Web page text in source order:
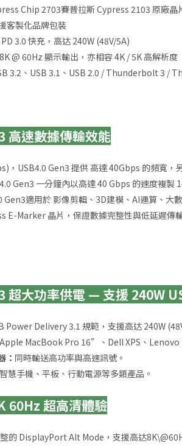
Chip 2703賽普拉斯 Cypress 2103 原廠晶
客製化品牌包裝
3.0 快充，高达 240W (48V/5A)
@ 60Hz 顯示輸出，亦相容 4K / 5K 高解析度
3.2、USB 3.1、USB 2.0 / Thunderbolt 3 /
高速數據傳輸效能
，USB4.0 Gen3 提供 高達 40Gbps 的頻寬
Gen3 一分鐘內以高達 40 Gbps 的速度複製
Gen3適用於 影像剪輯、3D建模、AI運算、大
E-Marker 晶片，保證數據完整性與低延遲傳
超大功率供電 — 支援 240W
Power Delivery 3.1 規範，支援高达 240W
MacBook Pro 16”、Dell XPS、Lenovo
： 同時輸送高功率與高速訊號。
慧手機、平板、行動電源等多類產品。
60Hz 超高清體驗
的 DisplayPort Alt Mode，支援高达